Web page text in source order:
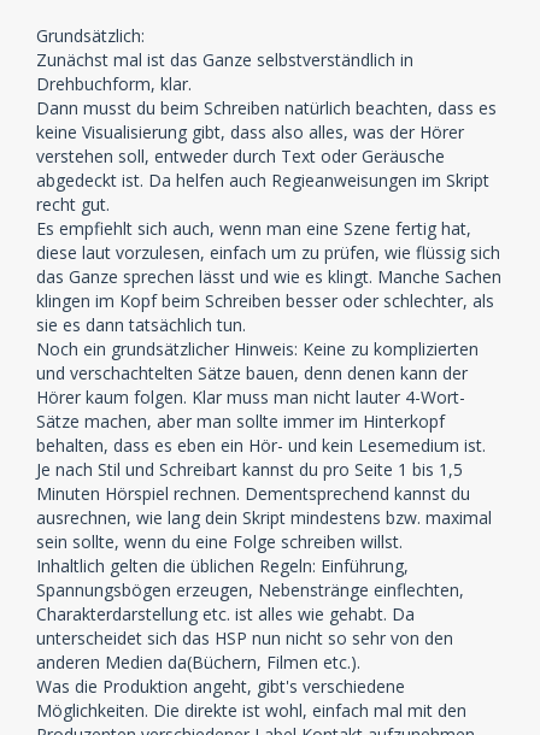
Grundsätzlich:
Zunächst mal ist das Ganze selbstverständlich in
Drehbuchform, klar.
Dann musst du beim Schreiben natürlich beachten, dass es
keine Visualisierung gibt, dass also alles, was der Hörer
verstehen soll, entweder durch Text oder Geräusche
abgedeckt ist. Da helfen auch Regieanweisungen im Skript
recht gut.
Es empfiehlt sich auch, wenn man eine Szene fertig hat,
diese laut vorzulesen, einfach um zu prüfen, wie flüssig sich
das Ganze sprechen lässt und wie es klingt. Manche Sachen
klingen im Kopf beim Schreiben besser oder schlechter, als
sie es dann tatsächlich tun.
Noch ein grundsätzlicher Hinweis: Keine zu komplizierten
und verschachtelten Sätze bauen, denn denen kann der
Hörer kaum folgen. Klar muss man nicht lauter 4-Wort-
Sätze machen, aber man sollte immer im Hinterkopf
behalten, dass es eben ein Hör- und kein Lesemedium ist.
Je nach Stil und Schreibart kannst du pro Seite 1 bis 1,5
Minuten Hörspiel rechnen. Dementsprechend kannst du
ausrechnen, wie lang dein Skript mindestens bzw. maximal
sein sollte, wenn du eine Folge schreiben willst.
Inhaltlich gelten die üblichen Regeln: Einführung,
Spannungsbögen erzeugen, Nebenstränge einflechten,
Charakterdarstellung etc. ist alles wie gehabt. Da
unterscheidet sich das HSP nun nicht so sehr von den
anderen Medien da(Büchern, Filmen etc.).
Was die Produktion angeht, gibt's verschiedene
Möglichkeiten. Die direkte ist wohl, einfach mal mit den